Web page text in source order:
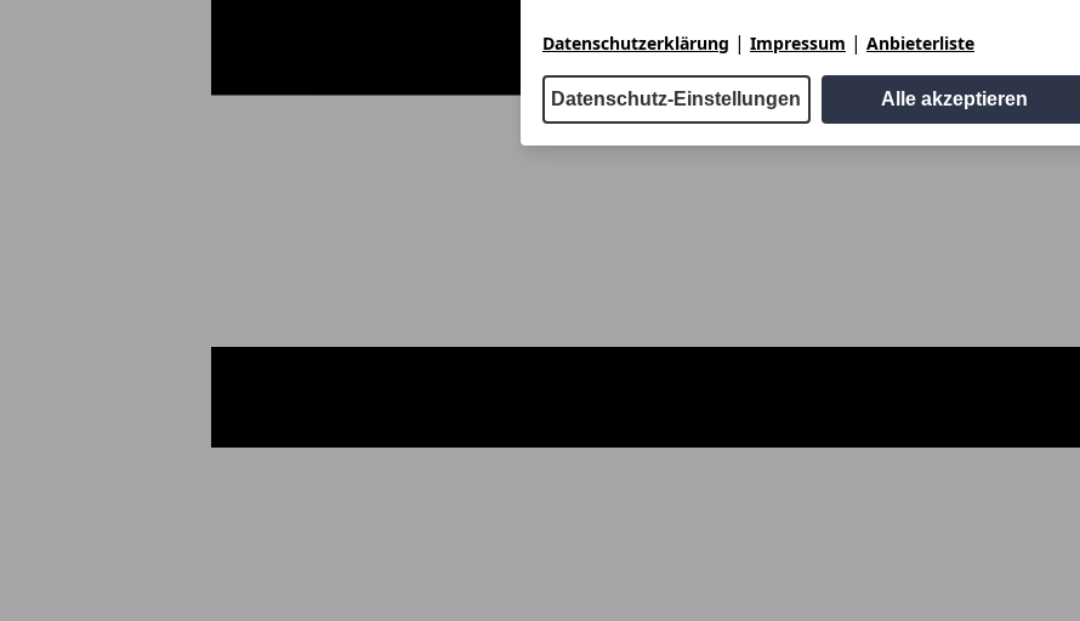
Datenschutzerklärung | Impressum | Anbieterliste
Datenschutz-Einstellungen Alle akzeptieren